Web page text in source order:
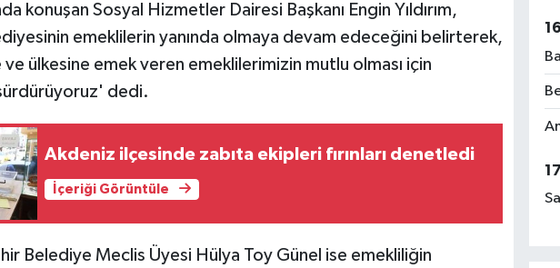
konuşan Sosyal Hizmetler Dairesi Başkanı Engin Yıldırım,
emeklilerin yanında olmaya devam edeceğini belirterek,
ve ülkesine emek veren emeklilerimizin mutlu olması için
sürdürüyoruz' dedi.
Akdeniz ilçesinde zabıta ekipleri fırınları denetledi
İçeriği Görüntüle
Belediye Meclis Üyesi Hülya Toy Günel ise emekliliğin